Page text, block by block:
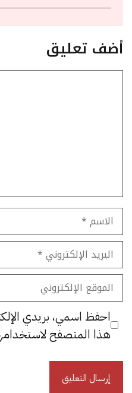
أضف تعليق
الاسم
البريد
الإلكتروني
الموقع
الإلكتروني
احفظ اسمي، بريدي
هذا المتصفح